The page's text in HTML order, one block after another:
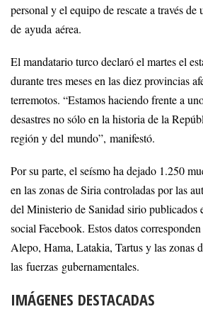
personal y el equipo de rescate a través de
de ayuda aérea.
El mandatario turco declaró el martes el
durante tres meses en las diez provincias
terremotos. “Estamos haciendo frente a
desastres no sólo en la historia de la
región y del mundo”, manifestó.
Por su parte, el seísmo ha dejado 1.250
en las zonas de Siria controladas por las
del Ministerio de Sanidad sirio publicados
social Facebook. Estos datos
Alepo, Hama, Latakia, Tartus y las zonas
las fuerzas gubernamentales.
IMÁGENES DESTACADAS